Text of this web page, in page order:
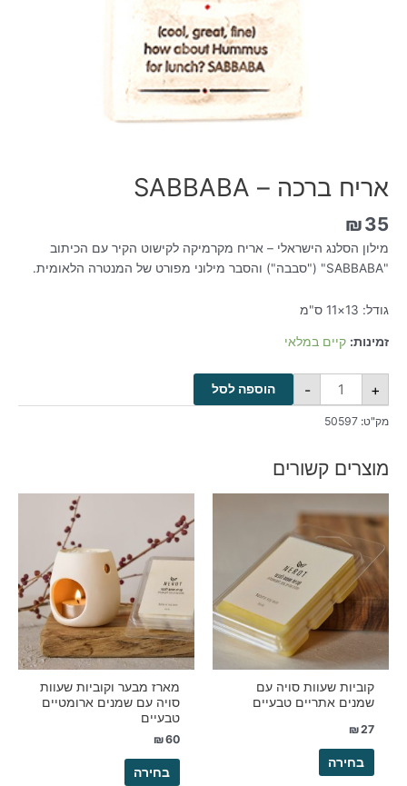
אריח ברכה – SABBABA
₪35
מילון הסלנג הישראלי – אריח מקרמיקה לקישוט הקיר עם הכיתוב
"SABBABA" ("סבבה") והסבר מילוני מפורט של המנטרה הלאומית.
גודל: 13×11 ס"מ
זמינות: קיים במלאי
- + הוספה לסל
מק"ט: 50597
מוצרים קשורים
קוביות שעוות סויה עם
שמנים אתריים טבעיים
₪27
בחירה
יש
מספר
סוגים.
ניתן
לבחור
את
האפשרויות
בעמוד
המוצר
מארז מבער וקוביות שעוות
סויה עם שמנים ארומטיים
טבעיים
₪60
בחירה
מספר
סוגים.
ניתן
לבחור
את
האפשרויות
בעמוד
המוצר